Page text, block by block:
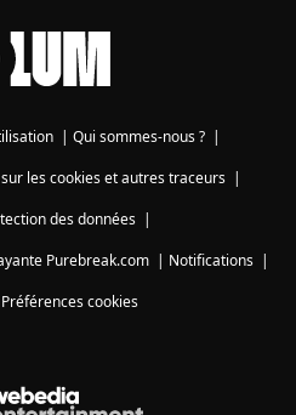
| Qui sommes-nous ? |
les cookies et autres traceurs|
des données|
Purebreak.com | Notifications |
Préférences cookies